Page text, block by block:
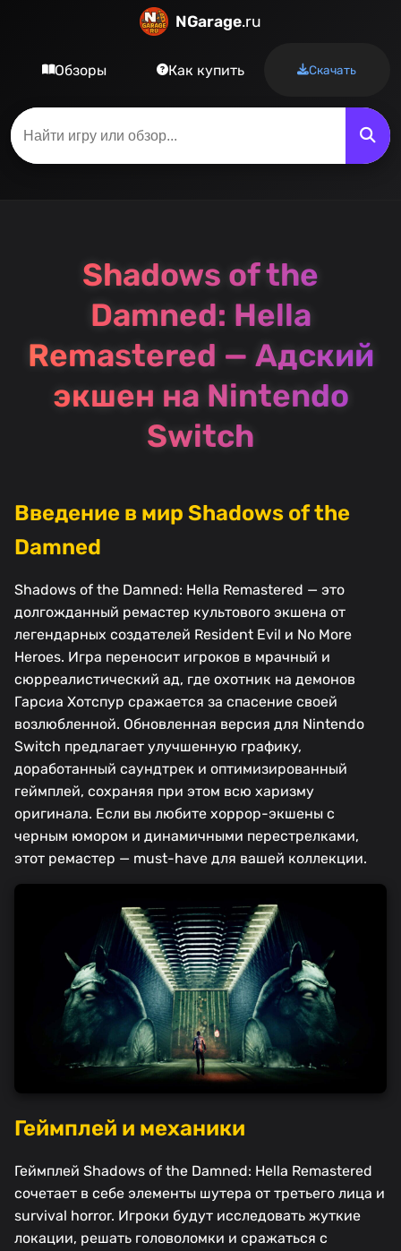
NGarage.ru
Обзоры Как купить Скачать
Shadows of the
Damned: Hella
Remastered — Адский
экшен на Nintendo
Switch
Введение в мир Shadows of the
Damned
Shadows of the Damned: Hella Remastered — это
долгожданный ремастер культового экшена от
легендарных создателей Resident Evil и No More
Heroes. Игра переносит игроков в мрачный и
сюрреалистический ад, где охотник на демонов
Гарсиа Хотспур сражается за спасение своей
возлюбленной. Обновленная версия для Nintendo
Switch предлагает улучшенную графику,
доработанный саундтрек и оптимизированный
геймплей, сохраняя при этом всю харизму
оригинала. Если вы любите хоррор-экшены с
черным юмором и динамичными перестрелками,
этот ремастер — must-have для вашей коллекции.
Геймплей и механики
Геймплей Shadows of the Damned: Hella Remastered
сочетает в себе элементы шутера от третьего лица и
survival horror. Игроки будут исследовать жуткие
локации, решать головоломки и сражаться с